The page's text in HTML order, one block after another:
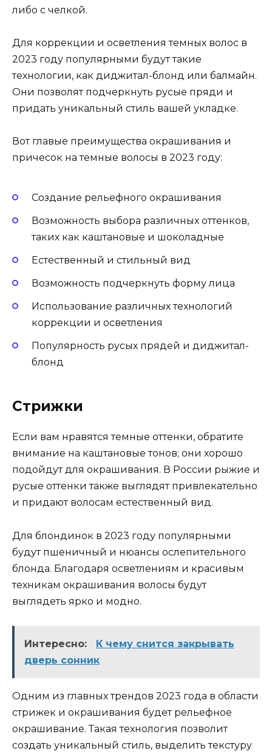
либо с челкой.
Для коррекции и осветления темных волос в
2023 году популярными будут такие
технологии, как диджитал-блонд или балмайн.
Они позволят подчеркнуть русые пряди и
придать уникальный стиль вашей укладке.
Вот главые преимущества окрашивания и
причесок на темные волосы в 2023 году:
Создание рельефного окрашивания
Возможность выбора различных оттенков,
таких как каштановые и шоколадные
Естественный и стильный вид
Возможность подчеркнуть форму лица
Использование различных технологий
коррекции и осветления
Популярность русых прядей и диджитал-
блонд
Стрижки
Если вам нравятся темные оттенки, обратите
внимание на каштановые тонов; они хорошо
подойдут для окрашивания. В России рыжие и
русые оттенки также выглядят привлекательно
и придают волосам естественный вид.
Для блондинок в 2023 году популярными
будут пшеничный и нюансы ослепительного
блонда. Благодаря осветлениям и красивым
техникам окрашивания волосы будут
выглядеть ярко и модно.
Интересно:
К чему снится закрывать
дверь сонник
Одним из главных трендов 2023 года в области
стрижек и окрашивания будет рельефное
окрашивание. Такая технология позволит
создать уникальный стиль, выделить текстуру